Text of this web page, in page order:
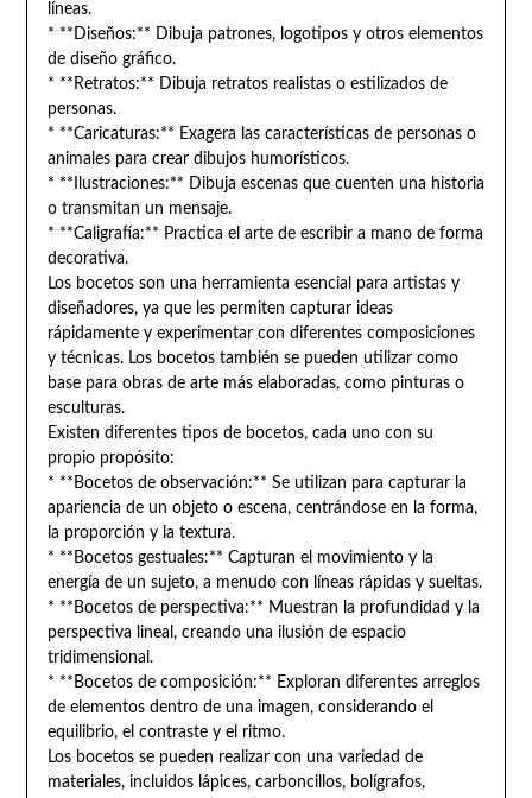
líneas.
* **Diseños:** Dibuja patrones, logotipos y otros elementos
de diseño gráfico.
* **Retratos:** Dibuja retratos realistas o estilizados de
personas.
* **Caricaturas:** Exagera las características de personas o
animales para crear dibujos humorísticos.
* **Ilustraciones:** Dibuja escenas que cuenten una historia
o transmitan un mensaje.
* **Caligrafía:** Practica el arte de escribir a mano de forma
decorativa.
Los bocetos son una herramienta esencial para artistas y
diseñadores, ya que les permiten capturar ideas
rápidamente y experimentar con diferentes composiciones
y técnicas. Los bocetos también se pueden utilizar como
base para obras de arte más elaboradas, como pinturas o
esculturas.
Existen diferentes tipos de bocetos, cada uno con su
propio propósito:
* **Bocetos de observación:** Se utilizan para capturar la
apariencia de un objeto o escena, centrándose en la forma,
la proporción y la textura.
* **Bocetos gestuales:** Capturan el movimiento y la
energía de un sujeto, a menudo con líneas rápidas y sueltas.
* **Bocetos de perspectiva:** Muestran la profundidad y la
perspectiva lineal, creando una ilusión de espacio
tridimensional.
* **Bocetos de composición:** Exploran diferentes arreglos
de elementos dentro de una imagen, considerando el
equilibrio, el contraste y el ritmo.
Los bocetos se pueden realizar con una variedad de
materiales, incluidos lápices, carboncillos, bolígrafos,